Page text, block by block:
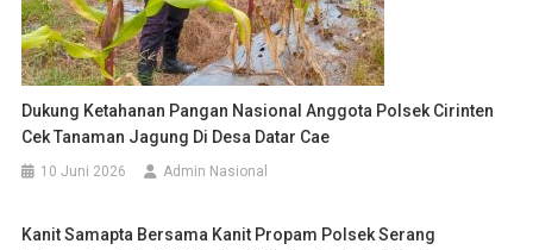
Dukung Ketahanan Pangan Nasional Anggota Polsek Cirinten
Cek Tanaman Jagung Di Desa Datar Cae
10 Juni 2026 Admin Nasional
Kanit Samapta Bersama Kanit Propam Polsek Serang